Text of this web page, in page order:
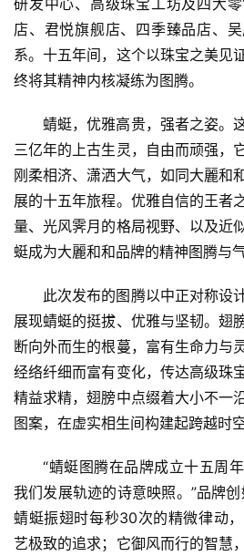
页
资
商
消
费
生
活
财
经
登录 注册
店、君悦旗舰店、四季臻品店、
系。十五年间，这个以珠宝之美见
终将其精神内核凝练为图腾。
蜻蜓，优雅高贵，强者之姿。
三亿年的上古生灵，自由而顽强，
刚柔相济、潇洒大气，如同大麗和
展的十五年旅程。优雅自信的王者
量、光风霁月的格局视野、以及近
蜓成为大麗和和品牌的精神图腾与气
此次发布的图腾以中正对称设
展现蜻蜓的挺拔、优雅与坚韧。翅
断向外而生的根蔓，富有生命力与
经络纤细而富有变化，传达高级珠
精益求精，翅膀中点缀着大小不一
图案，在虚实相生间构建起跨越时空
“蜻蜓图腾在品牌成立十五周
我们发展轨迹的诗意映照。”品牌
蜻蜓振翅时每秒30次的精微律动
艺极致的追求；它御风而行的智慧